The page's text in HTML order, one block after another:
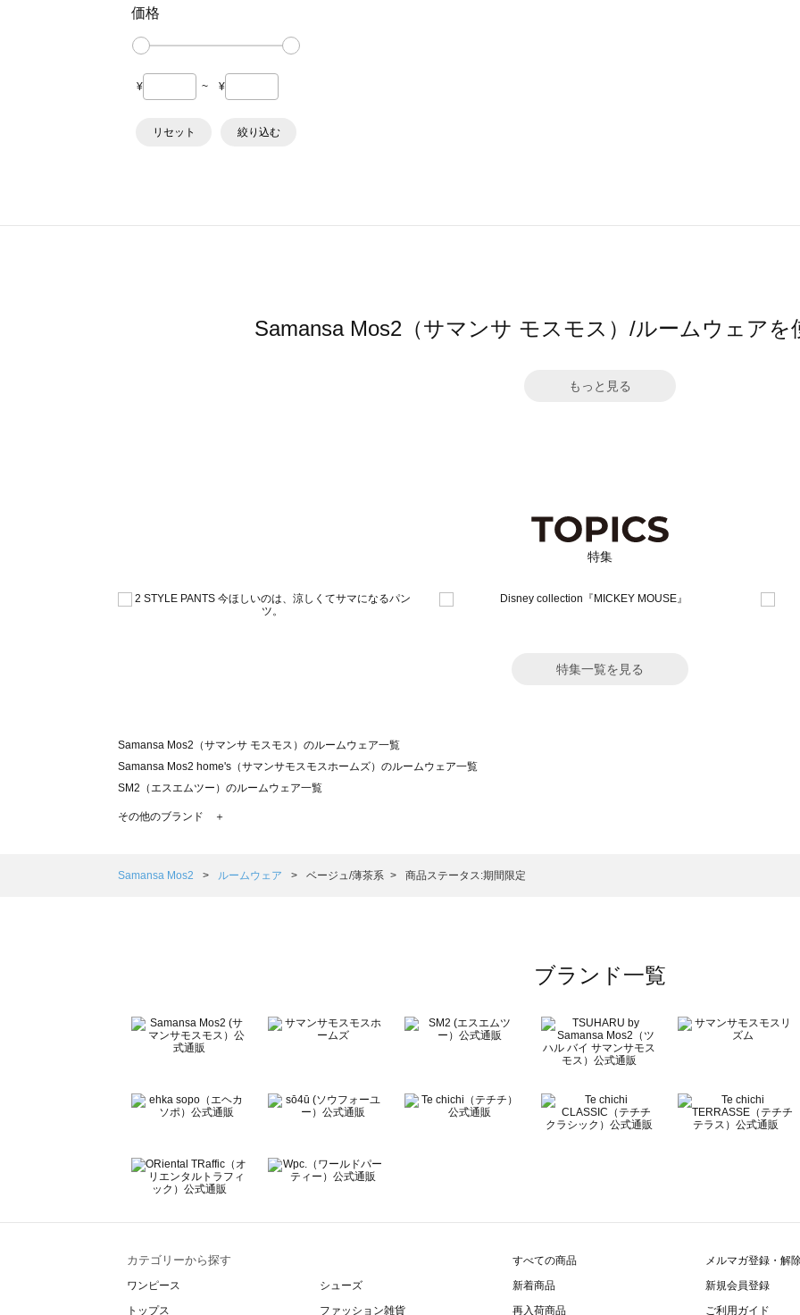
価格
¥ ~ ¥
リセット 絞り込む
Samansa Mos2（サマンサ モスモス）/ルームウェア
もっと見る
特集
特集一覧を見る
Samansa Mos2（サマンサ モスモス）のルームウェア一覧
Samansa Mos2 home's（サマンサモスモスホームズ）のルームウェア一覧
SM2（エスエムツー）のルームウェア一覧
TSUHARU by Samansa Mos2（ツハルバイサマンサモスモス）のルームウェア一覧
Samansa Mos2 Lagom（サマンサモスモス ラーゴム）のルームウェア一覧
BETTY'S BLUE（べティーズブルー）のルームウェア一覧
Wpc.（ワールドパーティー）のルームウェア一覧
その他のブランド ＋
Samansa Mos2 ルームウェア ベージュ/薄茶系 商品ステータス:期間限定
ブランド一覧
カテゴリーから探す
ワンピース
トップス
シューズ
ファッション雑貨
すべての商品
新着商品
再入荷商品
メルマガ登録・解
新規会員登録
ご利用ガイド